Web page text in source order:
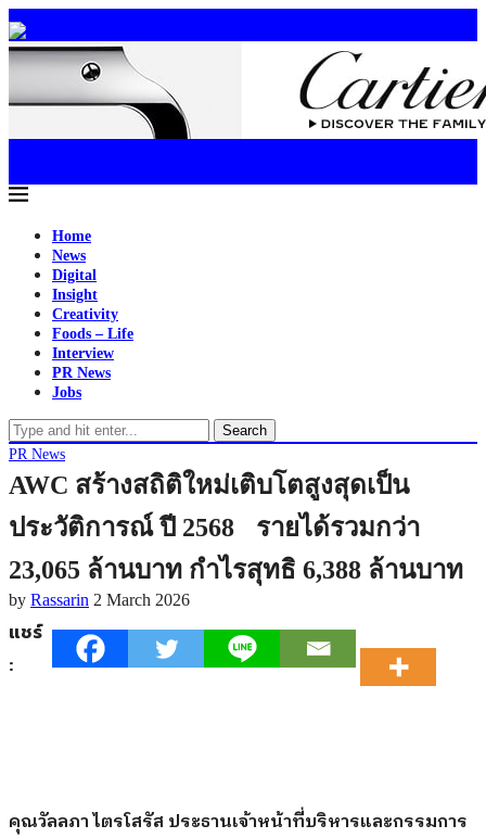
Home
News
Digital
Insight
Creativity
Foods – Life
Interview
PR News
Jobs
Search
PR News
AWC สร้างสถิติใหม่เติบโตสูงสุดเป็น
ประวัติการณ์ ปี 2568 รายได้รวมกว่า
23,065 ล้านบาท กำไรสุทธิ 6,388 ล้านบาท
by Rassarin 2 March 2026
แชร์
:
คุณวัลลภา ไตรโสรัส ประธานเจ้าหน้าที่บริหารและกรรมการ